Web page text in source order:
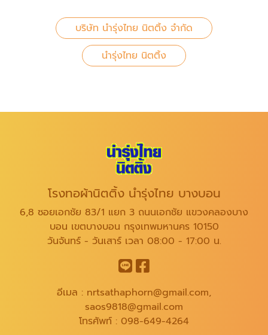
บริษัท นำรุ่งไทย นิตติ้ง จำกัด
นำรุ่งไทย นิตติ้ง
โรงทอผ้านิตติ้ง นำรุ่งไทย บางบอน
6,8 ซอยเอกชัย 83/1 แยก 3 ถนนเอกชัย แขวงคลองบาง
บอน เขตบางบอน กรุงเทพมหานคร 10150
วันจันทร์ - วันเสาร์ เวลา 08:00 - 17:00 น.
อีเมล : nrtsathaphorn@gmail.com,
saos9818@gmail.com
โทรศัพท์ : 098-649-4264